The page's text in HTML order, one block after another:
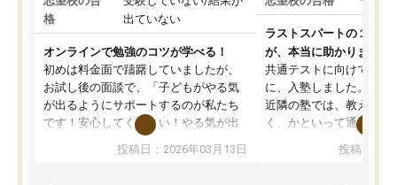
格
出ていない
オンラインで勉強のコツが学べる！
初めは料金面で躊躇していましたが、
お試し後の面談で、「子どもがやる気
が出るようにサポートするのが私たち
です！安心してください！やる気が出
ないのは私たち講師の責任です」と言
ってくださり、確かに！と考えて、思
投稿日：2026年03月13日
ラストスパートの１か月
が、本当に助かりました
共通テストに向けての追
に、入塾しました。田舎
近隣の塾では、教えても
く、かといって通うには
可能なので本当に助か
投稿日：